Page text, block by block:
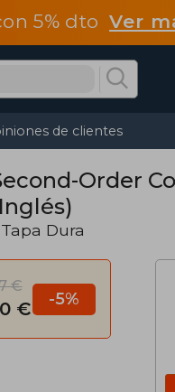
5% dtoVer
de clientes
Order
Tapa Dura
€
€ -5%